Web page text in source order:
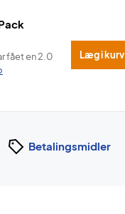
fået en 2.0
Læg i kurv
Betalingsmidler